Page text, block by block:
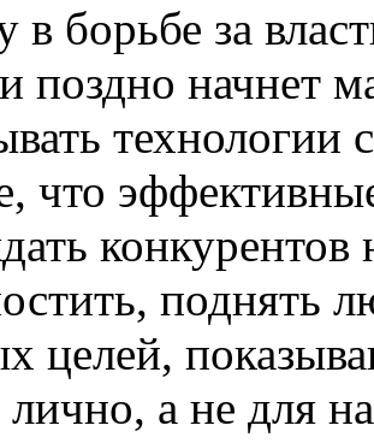
в борьбе за
поздно начнет
технологии
что
поднять
целей,
а не для